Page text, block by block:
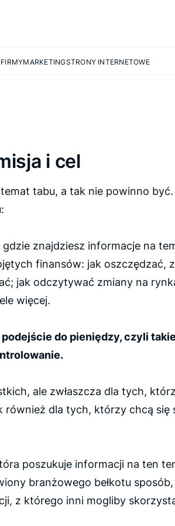
MARKETINGSTRONY INTERNETOWE
i cel
tabu, a tak nie powinno
znajdziesz informacje na
finansów: jak oszczędzać,
jak odczytywać zmiany na
więcej.
do pieniędzy, czyli
ale zwłaszcza dla tych,
również dla tych, którzy chcą się
poszukuje informacji na ten
branżowego bełkotu
z którego inni mogliby